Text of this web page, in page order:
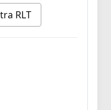
RLT